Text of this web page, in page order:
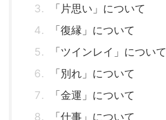
「片思い」について
「復縁」について
「ツインレイ」について
「別れ」について
「金運」について
「仕事」について